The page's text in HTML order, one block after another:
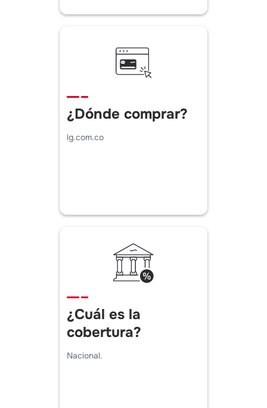
¿Dónde comprar?
lg.com.co
¿Cuál es la
cobertura?
Nacional.